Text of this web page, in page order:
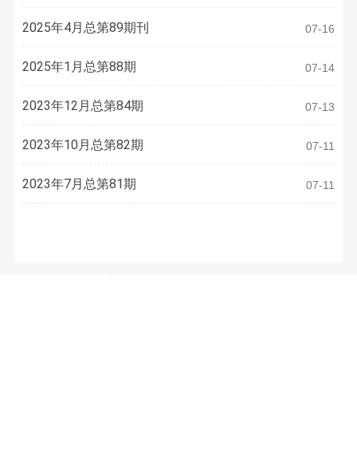
2025年4月总第89期刊 07-16
2025年1月总第88期 07-14
2023年12月总第84期 07-13
2023年10月总第82期 07-11
2023年7月总第81期 07-11